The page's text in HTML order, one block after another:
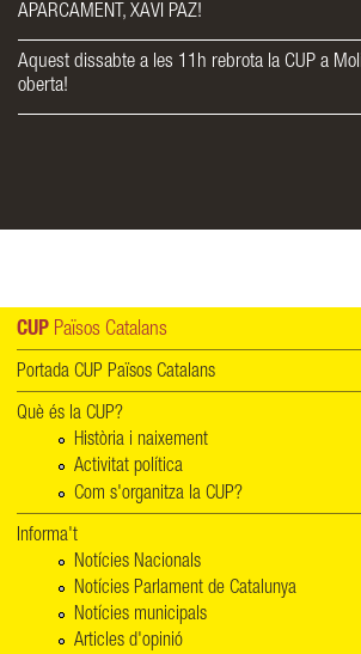
APARCAMENT, XAVI PAZ!
Aquest dissabte a les 11h rebrota la CUP a
oberta!
CUP Països Catalans
Portada CUP Països Catalans
Què és la CUP?
Història i naixement
Activitat política
Com s'organitza la CUP?
Informa't
Notícies Nacionals
Notícies Parlament de Catalunya
Notícies municipals
Articles d'opinió